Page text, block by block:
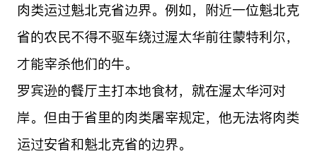
肉类运过魁北克省边界。例如，附近一位魁北克
省的农民不得不驱车绕过渥太华前往蒙特利尔，
才能宰杀他们的牛。
罗宾逊的餐厅主打本地食材，就在渥太华河对
岸。但由于省里的肉类屠宰规定，他无法将肉类
运过安省和魁北克省的边界。